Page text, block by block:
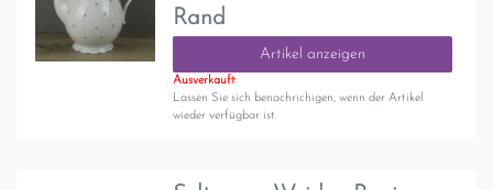
Rand
Artikel anzeigen
Ausverkauft
Lassen Sie sich benachrichigen, wenn der Artikel
wieder verfügbar ist.